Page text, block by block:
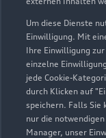
Um diese Dienste
Einwilligung. Mit
Ihre Einwilligung
einzelne
jede Cookie-
durch Klicken auf
speichern. Falls Sie
nur die
Manager, unser